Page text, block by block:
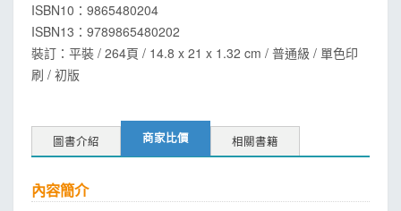
ISBN10：9865480204
ISBN13： 9789865480202
裝訂：平裝 / 264頁 / 14.8 x 21 x 1.32 cm / 普通級 / 單色印
刷 / 初版
圖書介紹 商家比價 相關書籍
內容簡介